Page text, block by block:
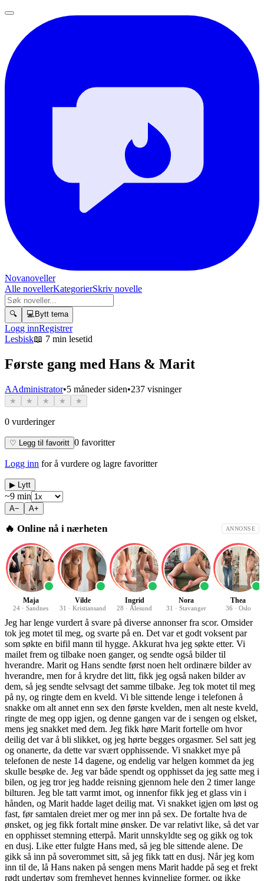
Novanoveller
Alle novellerKategorierSkriv novelle
🔍 💻 Bytt tema
Logg innRegistrer
Lesbisk📖 7 min lesetid
Første gang med Hans & Marit
AAdministrator•5 måneder siden•237 visninger
★ ★ ★ ★ ★
0 vurderinger
♡ Legg til favoritt 0 favoritter
Logg inn for å vurdere og lagre favoritter
▶ Lytt
~9 min
A− A+
🔥 Online nå i nærheten ANNONSE
Maja
24 · Sandnes
Vilde
31 · Kristiansand
Ingrid
28 · Ålesund
Nora
31 · Stavanger
Thea
36 · Oslo
Jeg har lenge vurdert å svare på diverse annonser fra scor. Omsider
tok jeg motet til meg, og svarte på en. Det var et godt voksent par
som søkte en bifil mann til hygge. Akkurat hva jeg søkte etter. Vi
mailet frem og tilbake noen ganger, og sendte også bilder til
hverandre. Marit og Hans sendte først noen helt ordinære bilder av
hverandre, men for å krydre det litt, fikk jeg også naken bilder av
dem, så jeg sendte selvsagt det samme tilbake. Jeg tok motet til meg
på ny, og ringte dem en kveld. Vi ble sittende lenge i telefonen å
snakke om alt annet enn sex den første kvelden, men alt neste kveld,
ringte de meg opp igjen, og denne gangen var de i sengen og elsket,
mens jeg snakket med dem. Jeg fikk høre Marit fortelle om hvor
deilig det var å bli slikket, og jeg hørte begges orgasmer. Sel satt jeg
og onanerte, da dette var svært opphissende. Vi snakket mye på
telefonen de neste 14 dagene, og endelig var helgen kommet da jeg
skulle besøke de. Jeg var både spendt og opphisset da jeg satte meg i
bilen, og jeg tror jeg hadde reisning gjennom hele den 2 timer lange
bilturen. Jeg ble tatt varmt imot, og innenfor fikk jeg et glass vin i
hånden, og Marit hadde laget deilig mat. Vi snakket igjen om løst og
fast, før samtalen dreiet mer og mer inn på sex. De fortalte hva de
ønsket, og jeg fikk fortalt mine ønsker. De var relativt like, så det var
en opphisset stemning etterpå. Marit unnskyldte seg og gikk og tok
en dusj. Like etter fulgte Hans med, så jeg ble sittende alene. De
gikk så inn på soverommet sitt, så jeg fikk tatt en dusj. Når jeg kom
inn til de, lå Hans naken på sengen mens Marit hadde på seg et frekt
rødt undertøy som fremhevet hennes kvinnelige former, og ikke